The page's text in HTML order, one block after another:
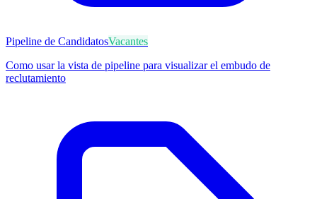
Pipeline de CandidatosVacantes
Como usar la vista de pipeline para visualizar el embudo de
reclutamiento